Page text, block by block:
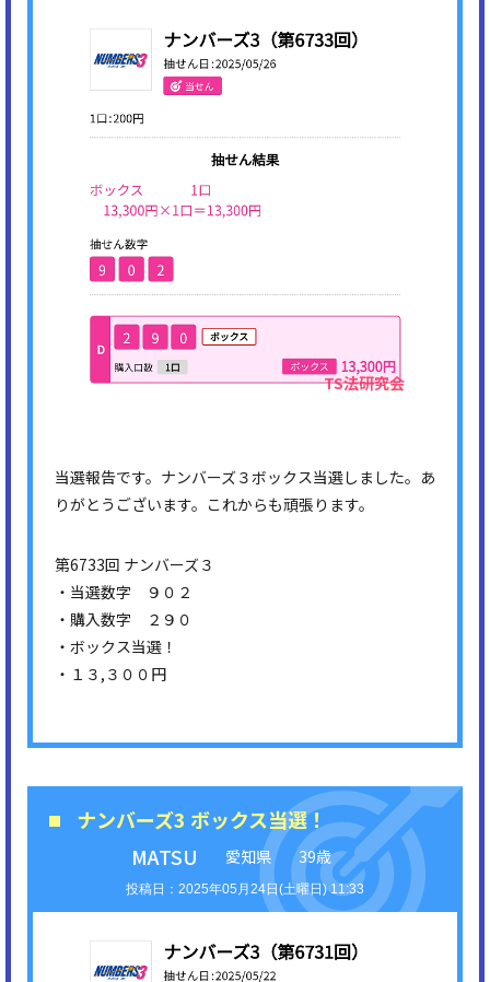
当選報告です。ナンバーズ３ボックス当選しました。あ
りがとうございます。これからも頑張ります。
第6733回 ナンバーズ３
・当選数字 ９０２
・購入数字 ２９０
・ボックス当選！
・１３,３００円
ナンバーズ3 ボックス当選！
MATSU
愛知県 39歳
2025年05月24日(土曜日) 11:33